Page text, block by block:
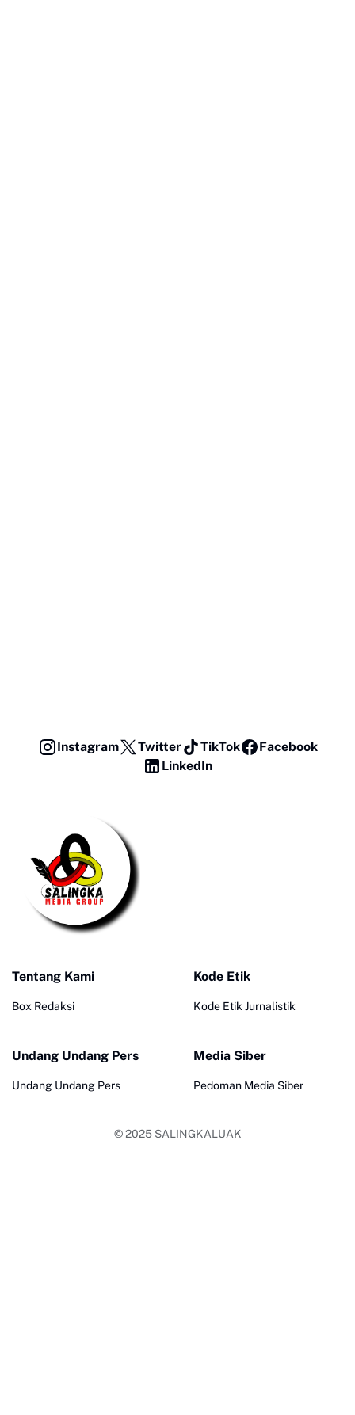
Instagram Twitter TikTok
Facebook
LinkedIn
Tentang Kami
Box Redaksi
Kode Etik
Kode Etik Jurnalistik
Undang Undang Pers
Undang Undang Pers
Media Siber
Pedoman Media Siber
© 2025 SALINGKALUAK